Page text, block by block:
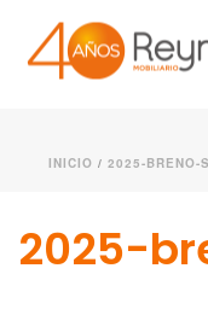
INICIO / 2025-BRENO-
2025-